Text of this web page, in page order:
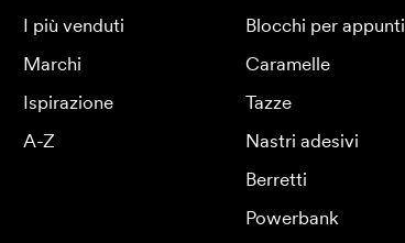
I più venduti
Marchi
Ispirazione
A-Z
Blocchi per appunti
Caramelle
Tazze
Nastri adesivi
Berretti
Powerbank